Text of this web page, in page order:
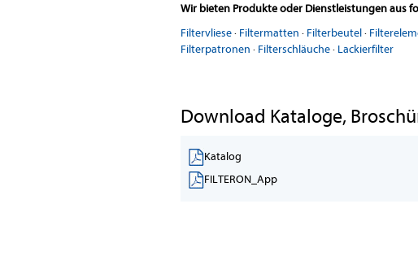
Wir bieten Produkte oder Dienstleistungen aus
Filtervliese· Filtermatten · Filterbeutel·
Filterpatronen · Filterschläuche· Lackierfilter
Download Kataloge,
Katalog
FILTERON_App